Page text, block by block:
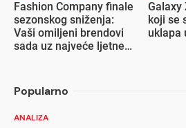
Fashion Company finale
sezonskog sniženja:
Vaši omiljeni brendovi
sada uz najveće ljetne
Galaxy
koji se
uklapa
Popularno
ANALIZA